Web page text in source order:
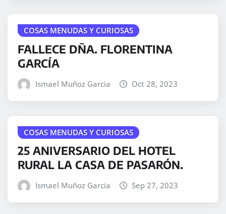
COSAS MENUDAS Y CURIOSAS
FALLECE DÑA. FLORENTINA
GARCÍA
Ismael Muñoz Garcia Oct 28, 2023
COSAS MENUDAS Y CURIOSAS
25 ANIVERSARIO DEL HOTEL
RURAL LA CASA DE PASARÓN.
Ismael Muñoz Garcia Sep 27, 2023